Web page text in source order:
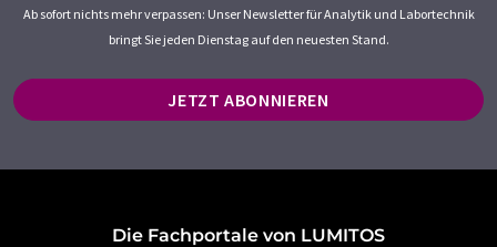
Ab sofort nichts mehr verpassen: Unser Newsletter für Analytik und Labortechnik
bringt Sie jeden Dienstag auf den neuesten Stand.
JETZT ABONNIEREN
Die Fachportale von LUMITOS